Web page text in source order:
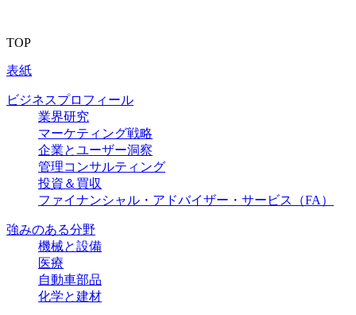
TOP
表紙
ビジネスプロフィール
業界研究
マーケティング戦略
企業とユーザー洞察
管理コンサルティング
投資＆買収
ファイナンシャル・アドバイザー・サービス（FA）
強みのある分野
機械と設備
医療
自動車部品
化学と建材